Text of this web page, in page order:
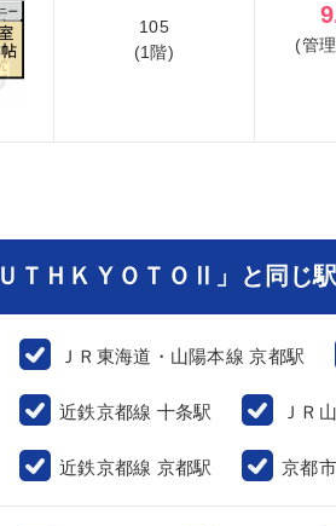
105
(1階)
(管
ＵＴＨＫＹＯＴＯⅡ」と同じ
ＪＲ東海道・山陽本線 京都駅
近鉄京都線 十条駅 ＪＲ
近鉄京都線 京都駅 京都